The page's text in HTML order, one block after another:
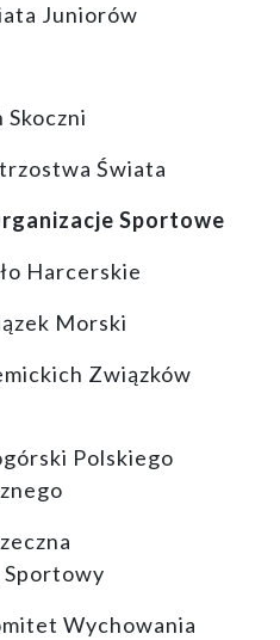
Juniorów
Świata
Sportowe
Harcerskie
Morski
Związków
Polskiego
Sportowy
Wychowania